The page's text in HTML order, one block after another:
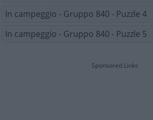
In campeggio - Gruppo 840 - Puzzle 4
In campeggio - Gruppo 840 - Puzzle 5
Sponsored Links